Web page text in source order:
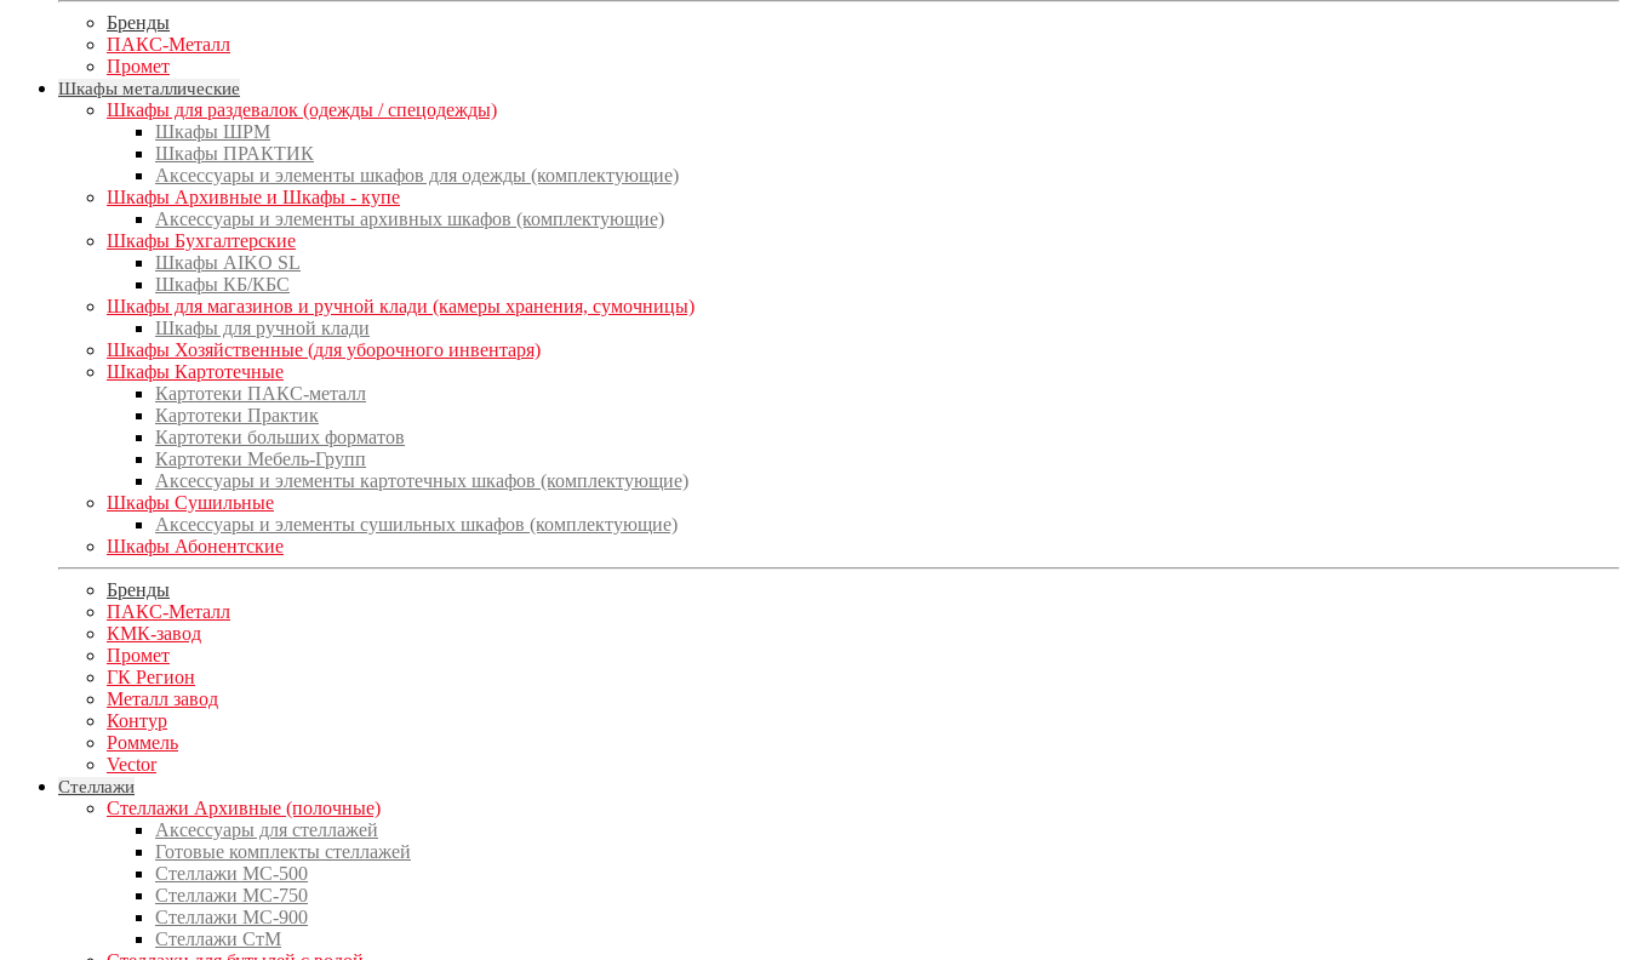
Бренды
ПАКС-Металл
Промет
Шкафы металлические
Шкафы для раздевалок (одежды / спецодежды)
Шкафы ШРМ
Шкафы ПРАКТИК
Аксессуары и элементы шкафов для одежды (комплектующие)
Шкафы Архивные и Шкафы - купе
Аксессуары и элементы архивных шкафов (комплектующие)
Шкафы Бухгалтерские
Шкафы AIKO SL
Шкафы КБ/КБС
Шкафы для магазинов и ручной клади (камеры хранения, сумочницы)
Шкафы для ручной клади
Шкафы Хозяйственные (для уборочного инвентаря)
Шкафы Картотечные
Картотеки ПАКС-металл
Картотеки Практик
Картотеки больших форматов
Картотеки Мебель-Групп
Аксессуары и элементы картотечных шкафов (комплектующие)
Шкафы Сушильные
Аксессуары и элементы сушильных шкафов (комплектующие)
Шкафы Абонентские
Бренды
ПАКС-Металл
КМК-завод
Промет
ГК Регион
Металл завод
Контур
Роммель
Vector
Стеллажи
Стеллажи Архивные (полочные)
Аксессуары для стеллажей
Готовые комплекты стеллажей
Стеллажи МС-500
Стеллажи МС-750
Стеллажи МС-900
Стеллажи СтМ